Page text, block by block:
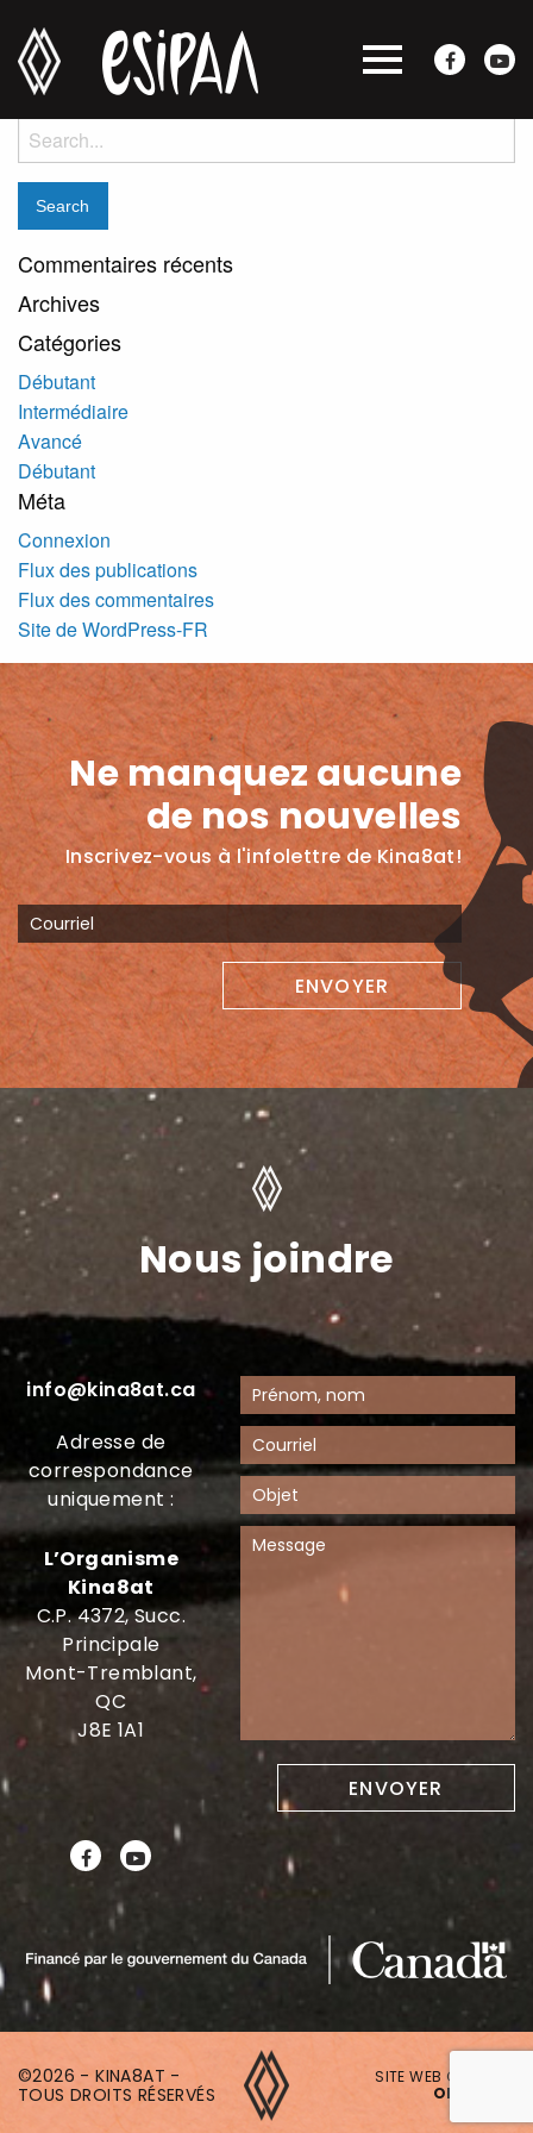
Dominique Larocque
Posted on janvier 18, 2018 by
Search
for:
Commentaires récents
Archives
Catégories
Débutant
Intermédiaire
Avancé
Débutant
Méta
Connexion
Flux des publications
Flux des commentaires
Site de WordPress-FR
Ne manquez aucune
de nos nouvelles
Inscrivez-vous à l'infolettre de Kina8at!
Nous joindre
info@kina8at.ca
Adresse de
correspondance
uniquement :
L’Organisme
Kina8at
C.P. 4372, Succ.
Principale
Mont-Tremblant,
QC
J8E 1A1
©2026 - KINA8AT -
TOUS DROITS RÉSERVÉS
SITE WEB CRÉÉ PAR
ONAKI.CA